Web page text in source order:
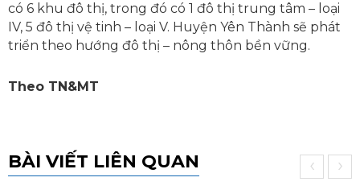
có 6 khu đô thị, trong đó có 1 đô thị trung tâm – loại
IV, 5 đô thị vệ tinh – loại V. Huyện Yên Thành sẽ phát
triển theo hướng đô thị – nông thôn bền vững.
Theo TN&MT
BÀI VIẾT LIÊN QUAN ‹ ›